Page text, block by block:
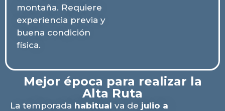
montaña. Requiere
experiencia previa y
buena condición
física.
Mejor época para realizar la
Alta Ruta
La temporada habitual va de julio a